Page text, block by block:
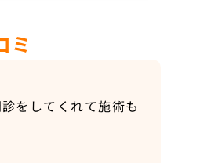
ミ
をしてくれて施術も